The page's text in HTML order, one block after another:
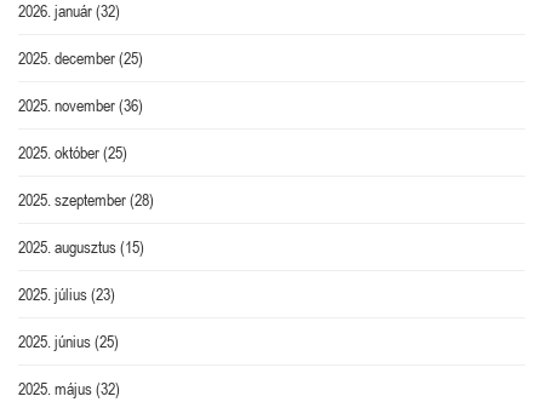
2026. január(32)
2025. december(25)
2025. november(36)
2025. október(25)
2025. szeptember(28)
2025. augusztus(15)
2025. július(23)
2025. június(25)
2025. május(32)